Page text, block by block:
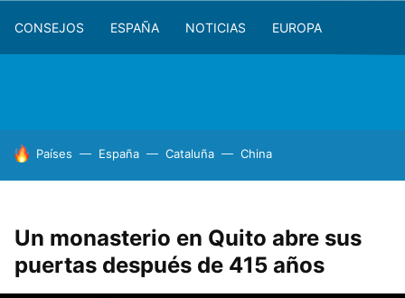
CONSEJOS ESPAÑA NOTICIAS EUROPA
HOY SE HABLA DE
Países España Cataluña China
Un monasterio en Quito abre sus
puertas después de 415 años